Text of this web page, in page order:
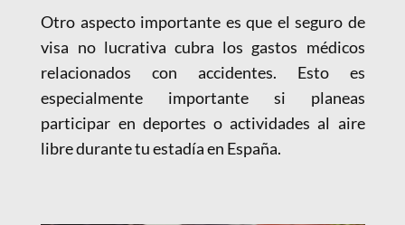
Otro aspecto importante es que el seguro de
visa no lucrativa cubra los gastos médicos
relacionados con accidentes. Esto es
especialmente importante si planeas
participar en deportes o actividades al aire
libre durante tu estadía en España.